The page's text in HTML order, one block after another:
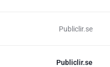
Publiclir.se
Publiclir.se